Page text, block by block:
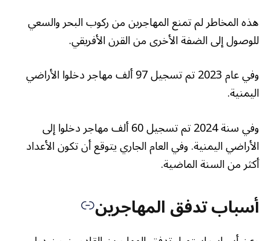
هذه المخاطر لم تمنع المهاجرين من ركوب البحر والسعي
للوصول إلى الضفة الأخرى من القرن الأفريقي.
وفي عام 2023 تم تسجيل 97 ألف مهاجر دخلوا الأراضي
اليمنية.
وفي سنة 2024 تم تسجيل 60 ألف مهاجر دخلوا إلى
الأراضي اليمنية. وفي العام الجاري يتوقع أن تكون الأعداد
أكثر من السنة الماضية.
أسباب تدفق المهاجرين